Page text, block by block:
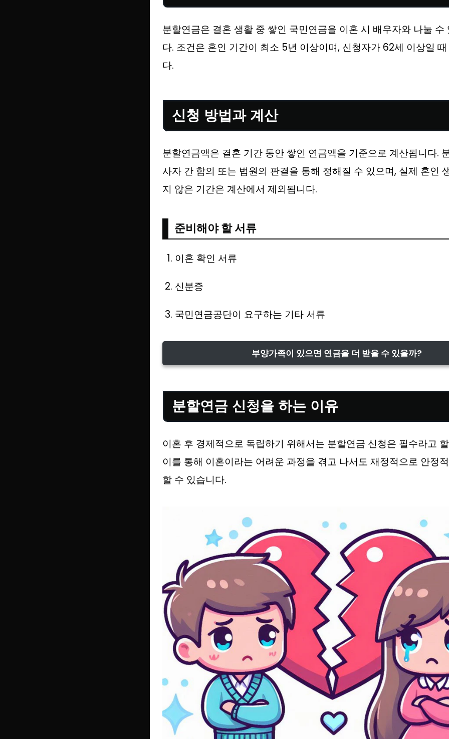
분할연금은 결혼 생활 중 쌓인 국민연금을 이혼 시 배우자와 나눌 수
다. 조건은 혼인 기간이 최소 5년 이상이며, 신청자가 62세 이상일
다.
신청 방법과 계산
분할연금액은 결혼 기간 동안 쌓인 연금액을 기준으로 계산됩니다.
사자 간 합의 또는 법원의 판결을 통해 정해질 수 있으며, 실제 혼인
지 않은 기간은 계산에서 제외됩니다.
준비해야 할 서류
이혼 확인 서류
신분증
국민연금공단이 요구하는 기타 서류
부양가족이 있으면 연금을 더 받을 수 있을까?
분할연금 신청을 하는 이유
이혼 후 경제적으로 독립하기 위해서는 분할연금 신청은 필수라고
이를 통해 이혼이라는 어려운 과정을 겪고 나서도 재정적으로 안정
할 수 있습니다.